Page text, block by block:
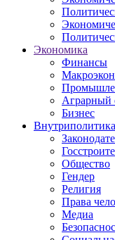
Экономика
Финансы
Аграрный
Бизнес
Внутриполитика
Общество
Гендер
Религия
Права
Медиа